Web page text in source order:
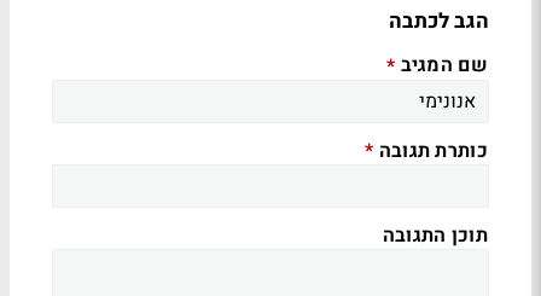
הגב לכתבה
שם המגיב *
כותרת תגובה *
תוכן התגובה